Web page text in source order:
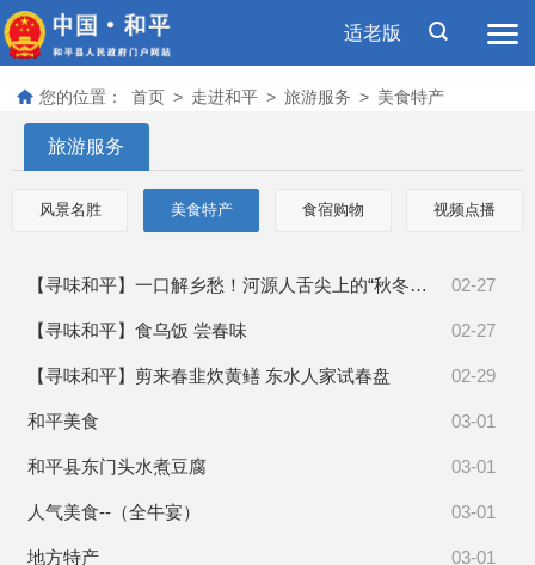
适老版
您的位置： 首页 > 走进和平 > 旅游服务 > 美食特产
旅游服务
风景名胜 美食特产 食宿购物 视频点播
02-27
【寻味和平】一口解乡愁！河源人舌尖上的“秋冬味道”
02-27
【寻味和平】食乌饭 尝春味
02-29
【寻味和平】剪来春韭炊黄鳝 东水人家试春盘
03-01
和平美食
03-01
和平县东门头水煮豆腐
03-01
人气美食--（全牛宴）
03-01
地方特产